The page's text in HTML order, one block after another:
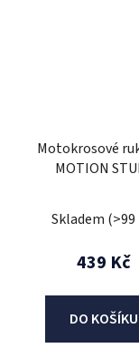
Motokrosové
MOTION
(half-waffle)
Skladem (>99
439 Kč
DO KOŠÍKU